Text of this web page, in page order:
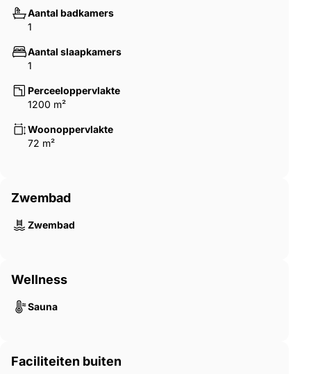
Aantal badkamers
1
Aantal slaapkamers
1
Perceeloppervlakte
1200 m²
Woonoppervlakte
72 m²
Zwembad
Zwembad
Wellness
Sauna
Faciliteiten buiten